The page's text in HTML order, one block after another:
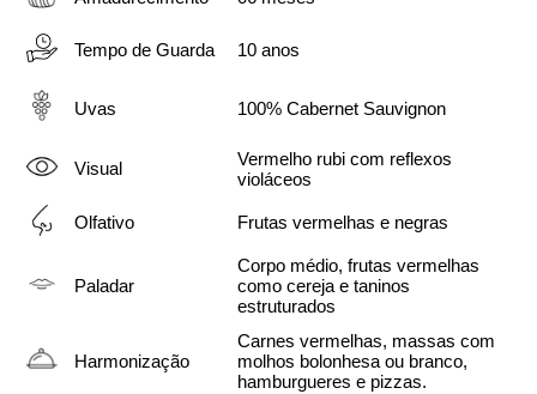
Tempo de Guarda 10 anos
Uvas 100% Cabernet Sauvignon
Visual
Vermelho rubi com reflexos
violáceos
Olfativo Frutas vermelhas e negras
Paladar
Corpo médio, frutas vermelhas
como cereja e taninos
estruturados
Harmonização
Carnes vermelhas, massas com
molhos bolonhesa ou branco,
hamburgueres e pizzas.